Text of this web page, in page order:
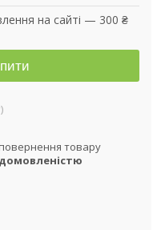
на сайті — 300 ₴
товару